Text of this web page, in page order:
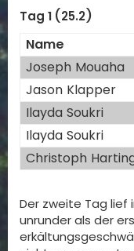
Tag 1 (25.2)
Name
Joseph Mouaha
Jason Klapper
Ilayda Soukri
Ilayda Soukri
Christoph
Der zweite Tag
unrunder als der